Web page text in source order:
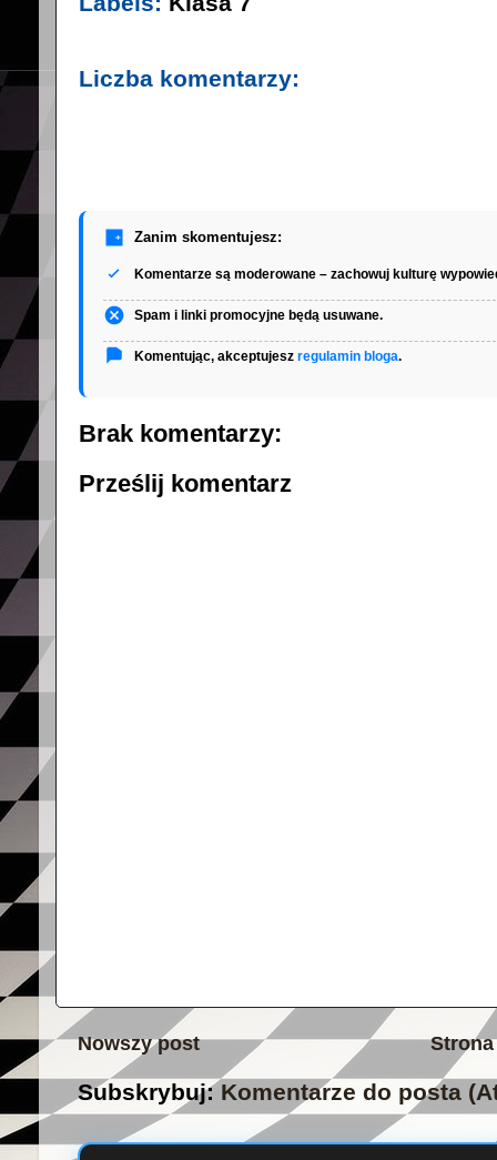
Liczba komentarzy:
Zanim skomentujesz:
Komentarze są moderowane – zachowuj kulturę
Spam i linki promocyjne będą usuwane.
Komentując, akceptujesz regulamin bloga.
Brak komentarzy:
Prześlij komentarz
Nowszy post Strona
Subskrybuj: Komentarze do posta